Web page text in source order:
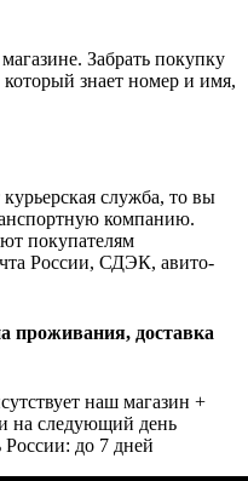
Забрать покупку
знает номер и имя,
служба, то вы
компанию.
покупателям
России, СДЭК, авито-
проживания, доставка
наш магазин +
на следующий день
России: до 7 дней